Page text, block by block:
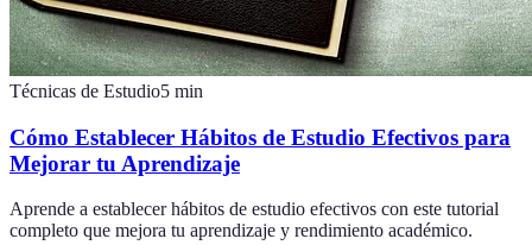
Técnicas de Estudio5 min
Cómo Establecer Hábitos de Estudio Efectivos para
Mejorar tu Aprendizaje
Aprende a establecer hábitos de estudio efectivos con este tutorial
completo que mejora tu aprendizaje y rendimiento académico.